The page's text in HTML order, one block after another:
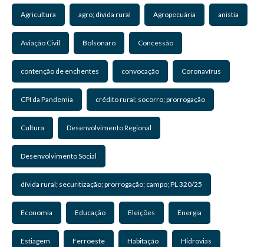
Agricultura agro; divida rural Agropecuária anistia
Aviação Civil Bolsonaro Concessão
contenção de enchentes convocação Coronavírus
CPI da Pandemia crédito rural; socorro; prorrogação
Cultura Desenvolvimento Regional
Desenvolvimento Social
dívida rural; securitização; prorrogação; campo; PL 320/25
Economia Educação Eleições Energia
Estiagem Ferroeste Habitação Hidrovias